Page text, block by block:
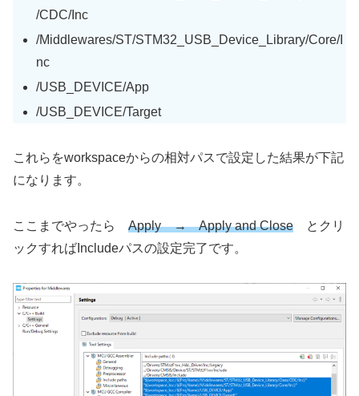
/CDC/Inc
/Middlewares/ST/STM32_USB_Device_Library/Core/I
nc
/USB_DEVICE/App
/USB_DEVICE/Target
これらをworkspaceからの相対パスで設定した結果が下記
になります。
ここまでやったら Apply → Apply and Close とクリ
ックすればIncludeパスの設定完了です。